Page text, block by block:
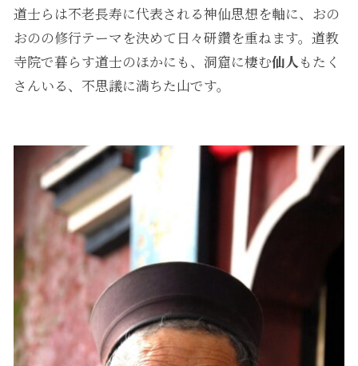
道士らは不老長寿に代表される神仙思想を軸に、おの
おのの修行テーマを決めて日々研鑽を重ねます。道教
寺院で暮らす道士のほかにも、洞窟に棲む仙人もたく
さんいる、不思議に満ちた山です。